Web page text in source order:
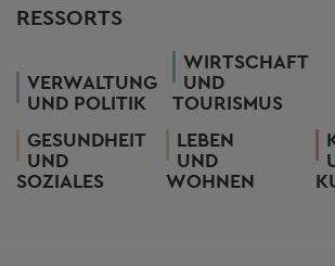
RESSORTS
VERWALTUNG
UND POLITIK
WIRTSCHAFT
UND
TOURISMUS
GESUNDHEIT
UND
SOZIALES
LEBEN
UND
WOHNEN